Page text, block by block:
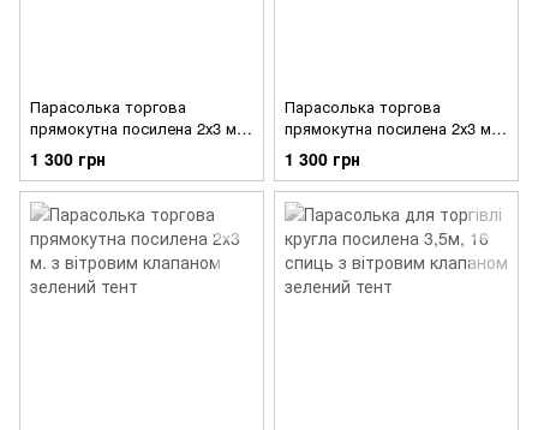
Парасолька торгова
прямокутна посилена 2х3 м.
з вітровим клапаном
червоний тент
1 300 грн
Парасолька торгова
прямокутна посилена 2х3 м.
з вітровим клапаном синій
тент
1 300 грн